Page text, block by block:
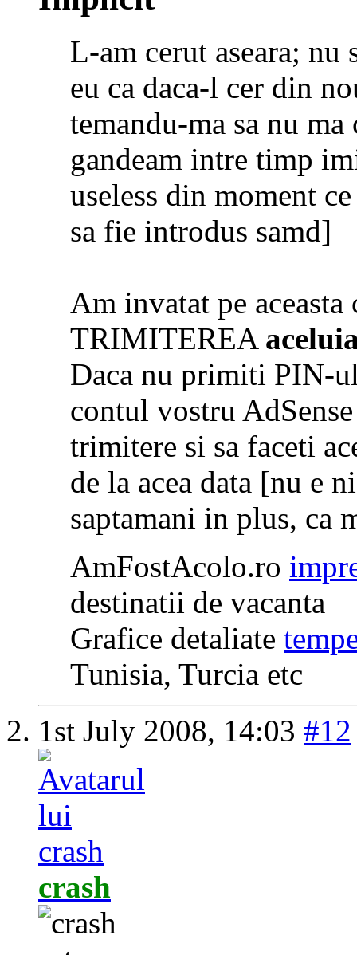
L-am cerut aseara; nu
eu ca daca-l cer din
temandu-ma sa nu
gandeam intre timp
useless din moment
sa fie introdus samd]
Am invatat pe
TRIMITEREA
Daca nu primiti PIN-
contul vostru
trimitere si sa faceti
de la acea data [nu e
saptamani in plus, ca
AmFostAcolo.ro
destinatii de vacanta
Grafice detaliate
Tunisia, Turcia etc
1st July 2008, 14:03 #12
crash